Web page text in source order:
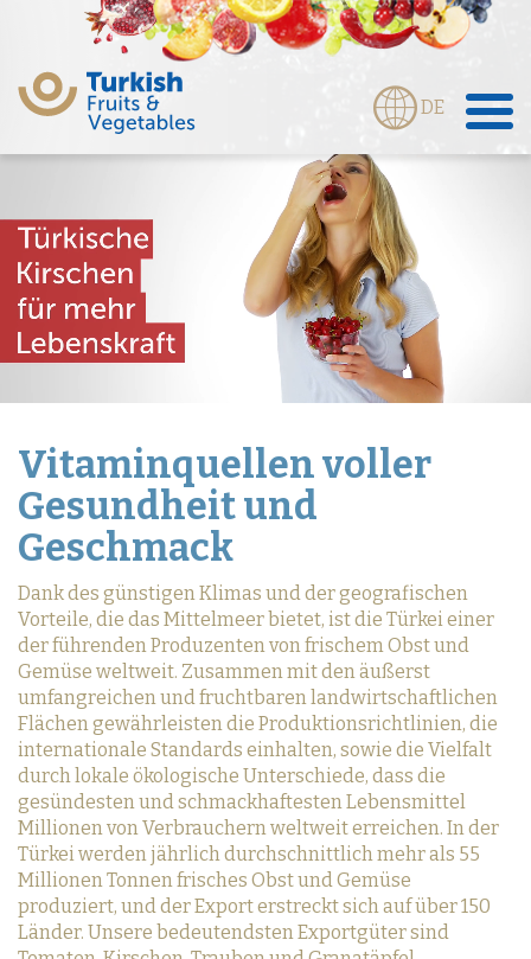
DE
Vitaminquellen voller
Gesundheit und
Geschmack
Dank des günstigen Klimas und der geografischen
Vorteile, die das Mittelmeer bietet, ist die Türkei einer
der führenden Produzenten von frischem Obst und
Gemüse weltweit. Zusammen mit den äußerst
umfangreichen und fruchtbaren landwirtschaftlichen
Flächen gewährleisten die Produktionsrichtlinien, die
internationale Standards einhalten, sowie die Vielfalt
durch lokale ökologische Unterschiede, dass die
gesündesten und schmackhaftesten Lebensmittel
Millionen von Verbrauchern weltweit erreichen. In der
Türkei werden jährlich durchschnittlich mehr als 55
Millionen Tonnen frisches Obst und Gemüse
produziert, und der Export erstreckt sich auf über 150
Länder. Unsere bedeutendsten Exportgüter sind